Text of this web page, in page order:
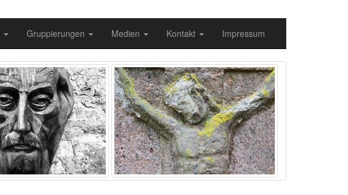
Gruppierungen Medien Kontakt Impressum